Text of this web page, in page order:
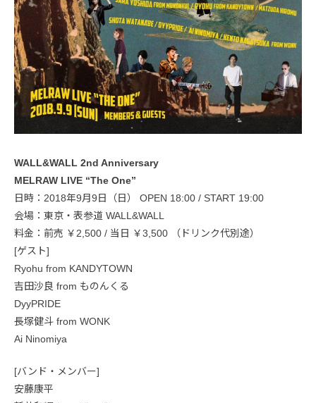
WALL&WALL 2nd Anniversary
MELRAW LIVE “The One”
日時：2018年9月9日（日） OPEN 18:00 / START 19:00
会場：東京・表参道 WALL&WALL
料金：前売 ￥2,500 / 当日 ￥3,500 （ドリンク代別途）
[ゲスト]
Ryohu from KANDYTOWN
吉田沙良 from ものんくる
DyyPRIDE
長塚健斗 from WONK
Ai Ninomiya
[バンド・メンバー]
安藤康平